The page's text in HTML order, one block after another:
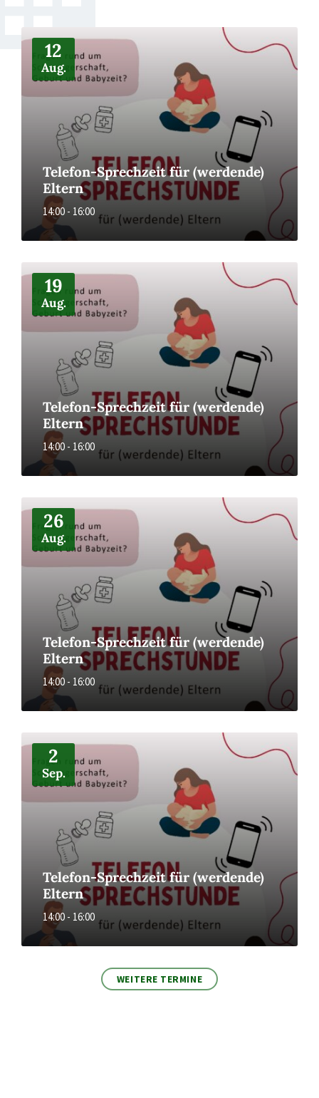
12
Aug.
Telefon-Sprechzeit für (werdende)
Eltern
14:00 - 16:00
More
19
Aug.
Telefon-Sprechzeit für (werdende)
Eltern
14:00 - 16:00
More
26
Aug.
Telefon-Sprechzeit für (werdende)
Eltern
14:00 - 16:00
More
2
Sep.
Telefon-Sprechzeit für (werdende)
Eltern
14:00 - 16:00
More
WEITERE TERMINE